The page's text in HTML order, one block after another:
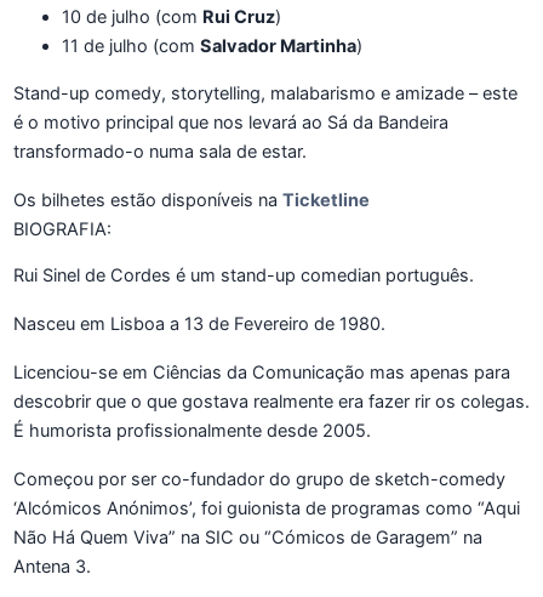
10 de julho (com Rui Cruz)
11 de julho (com Salvador Martinha)
Stand-up comedy, storytelling, malabarismo e amizade – este
é o motivo principal que nos levará ao Sá da Bandeira
transformado-o numa sala de estar.
Os bilhetes estão disponíveis na Ticketline
BIOGRAFIA:
Rui Sinel de Cordes é um stand-up comedian português.
Nasceu em Lisboa a 13 de Fevereiro de 1980.
Licenciou-se em Ciências da Comunicação mas apenas para
descobrir que o que gostava realmente era fazer rir os colegas.
É humorista profissionalmente desde 2005.
Começou por ser co-fundador do grupo de sketch-comedy
‘Alcómicos Anónimos’, foi guionista de programas como “Aqui
Não Há Quem Viva” na SIC ou “Cómicos de Garagem” na
Antena 3.